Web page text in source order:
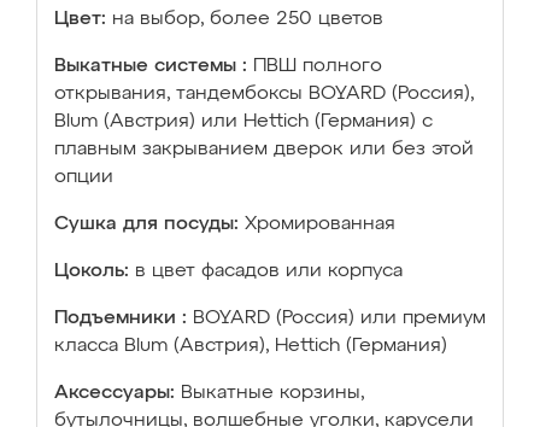
Цвет: на выбор, более 250 цветов
Выкатные системы :
ПВШ полного
открывания, тандембоксы BOYARD (Россия),
Blum (Австрия) или Hettich (Германия) с
плавным закрыванием дверок или без этой
опции
Сушка для посуды: Хромированная
Цоколь: в цвет фасадов или корпуса
Подъемники : BOYARD (Россия) или премиум
класса Blum (Австрия), Hettich (Германия)
Аксессуары: Выкатные корзины,
бутылочницы, волшебные уголки, карусели